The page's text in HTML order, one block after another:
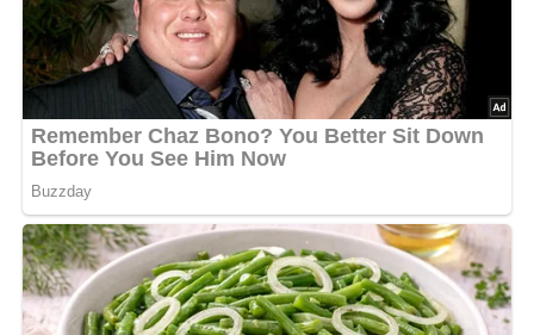
und nach die Brühe auffüllen.
Gemüse, Kartoffeln und Gewürze zugeben und gar
kochen lassen.
Die Suppe mit Blutwurstwürfelchen, nach Wunsch
gebraten, und gehackter Petersilie anrichten.
Anstelle von Gemüse oder zu dessen Ergänzung
können auch Pilze verwendet werden.
Kennst du schon unser tolles DDR-Quiz?Was weißt du
noch alles über die DDR?Teste dein Wissen jetzt!